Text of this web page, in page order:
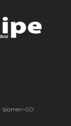
Ipameri-GO